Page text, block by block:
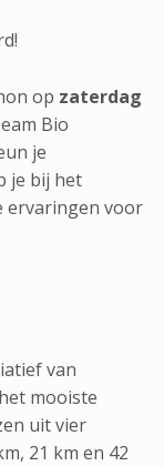
op zaterdag
Bio
je
je bij het
ervaringen voor
van
mooiste
uit vier
21 km en 42